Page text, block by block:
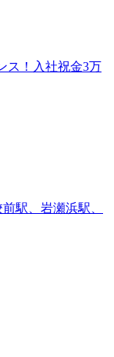
ス！入社祝金3万
駅、岩瀬浜駅、